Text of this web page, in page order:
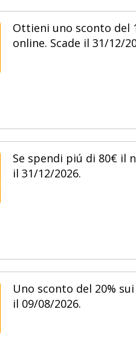
Ottieni uno sconto del
online. Scade il 31/12/
Se spendi piú di 80€ il
il 31/12/2026.
Uno sconto del 20%
il 09/08/2026.